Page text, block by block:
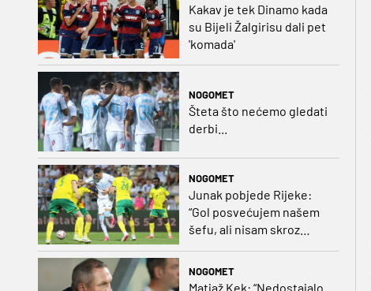
Kakav je tek Dinamo kada
su Bijeli Žalgirisu dali pet
'komada'
NOGOMET
Šteta što nećemo gledati
derbi...
NOGOMET
Junak pobjede Rijeke:
“Gol posvećujem našem
šefu, ali nisam skroz
razlike”
NOGOMET
Matjaž Kek: “Nedostajalo